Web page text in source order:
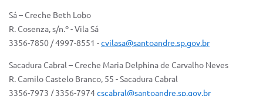
Sá – Creche Beth Lobo
R. Cosenza, s/n.º - Vila Sá
3356-7850 / 4997-8551 -cvilasa@santoandre.sp.gov.br
Sacadura Cabral – Creche Maria Delphina de Carvalho Neves
R. Camilo Castelo Branco, 55 - Sacadura Cabral
3356-7973 / 3356-7974cscabral@santoandre.sp.gov.br